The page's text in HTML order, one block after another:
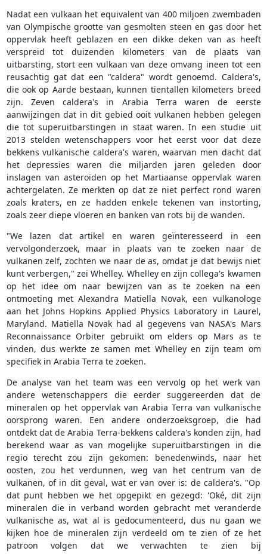
Nadat een vulkaan het equivalent van 400 miljoen zwembaden
van Olympische grootte van gesmolten steen en gas door het
oppervlak heeft geblazen en een dikke deken van as heeft
verspreid tot duizenden kilometers van de plaats van
uitbarsting, stort een vulkaan van deze omvang ineen tot een
reusachtig gat dat een "caldera" wordt genoemd. Caldera's,
die ook op Aarde bestaan, kunnen tientallen kilometers breed
zijn. Zeven caldera's in Arabia Terra waren de eerste
aanwijzingen dat in dit gebied ooit vulkanen hebben gelegen
die tot superuitbarstingen in staat waren. In een studie uit
2013 stelden wetenschappers voor het eerst voor dat deze
bekkens vulkanische caldera's waren, waarvan men dacht dat
het depressies waren die miljarden jaren geleden door
inslagen van asteroïden op het Martiaanse oppervlak waren
achtergelaten. Ze merkten op dat ze niet perfect rond waren
zoals kraters, en ze hadden enkele tekenen van instorting,
zoals zeer diepe vloeren en banken van rots bij de wanden.
"We lazen dat artikel en waren geïnteresseerd in een
vervolgonderzoek, maar in plaats van te zoeken naar de
vulkanen zelf, zochten we naar de as, omdat je dat bewijs niet
kunt verbergen," zei Whelley. Whelley en zijn collega's kwamen
op het idee om naar bewijzen van as te zoeken na een
ontmoeting met Alexandra Matiella Novak, een vulkanologe
aan het Johns Hopkins Applied Physics Laboratory in Laurel,
Maryland. Matiella Novak had al gegevens van NASA's Mars
Reconnaissance Orbiter gebruikt om elders op Mars as te
vinden, dus werkte ze samen met Whelley en zijn team om
specifiek in Arabia Terra te zoeken.
De analyse van het team was een vervolg op het werk van
andere wetenschappers die eerder suggereerden dat de
mineralen op het oppervlak van Arabia Terra van vulkanische
oorsprong waren. Een andere onderzoeksgroep, die had
ontdekt dat de Arabia Terra-bekkens caldera's konden zijn, had
berekend waar as van mogelijke superuitbarstingen in die
regio terecht zou zijn gekomen: benedenwinds, naar het
oosten, zou het verdunnen, weg van het centrum van de
vulkanen, of in dit geval, wat er van over is: de caldera's. "Op
dat punt hebben we het opgepikt en gezegd: 'Oké, dit zijn
mineralen die in verband worden gebracht met veranderde
vulkanische as, wat al is gedocumenteerd, dus nu gaan we
kijken hoe de mineralen zijn verdeeld om te zien of ze het
patroon volgen dat we verwachten te zien bij